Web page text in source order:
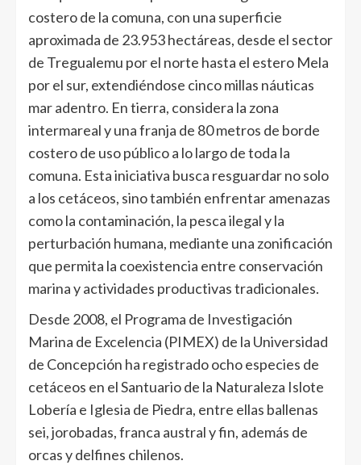
costero de la comuna, con una superficie
aproximada de 23.953 hectáreas, desde el sector
de Tregualemu por el norte hasta el estero Mela
por el sur, extendiéndose cinco millas náuticas
mar adentro. En tierra, considera la zona
intermareal y una franja de 80 metros de borde
costero de uso público a lo largo de toda la
comuna. Esta iniciativa busca resguardar no solo
a los cetáceos, sino también enfrentar amenazas
como la contaminación, la pesca ilegal y la
perturbación humana, mediante una zonificación
que permita la coexistencia entre conservación
marina y actividades productivas tradicionales.
Desde 2008, el Programa de Investigación
Marina de Excelencia (PIMEX) de la Universidad
de Concepción ha registrado ocho especies de
cetáceos en el Santuario de la Naturaleza Islote
Lobería e Iglesia de Piedra, entre ellas ballenas
sei, jorobadas, franca austral y fin, además de
orcas y delfines chilenos.